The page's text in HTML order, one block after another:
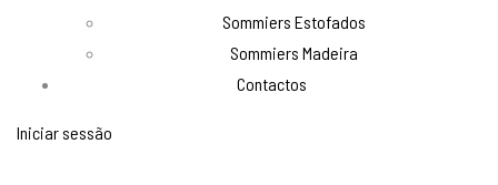
Sommiers Estofados
Sommiers Madeira
Contactos
Iniciar sessão